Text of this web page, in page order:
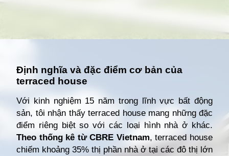
Định nghĩa và đặc điểm cơ bản của
terraced house
Với kinh nghiệm 15 năm trong lĩnh vực bất động
sản, tôi nhận thấy terraced house mang những đặc
điểm riêng biệt so với các loại hình nhà ở khác.
Theo thống kê từ CBRE Vietnam, terraced house
chiếm khoảng 35% thị phần nhà ở tại các đô thị lớn